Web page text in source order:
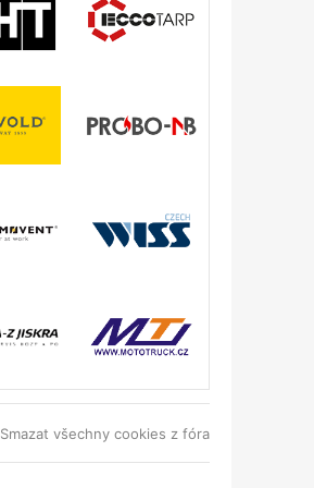
Smazat všechny cookies z fóra